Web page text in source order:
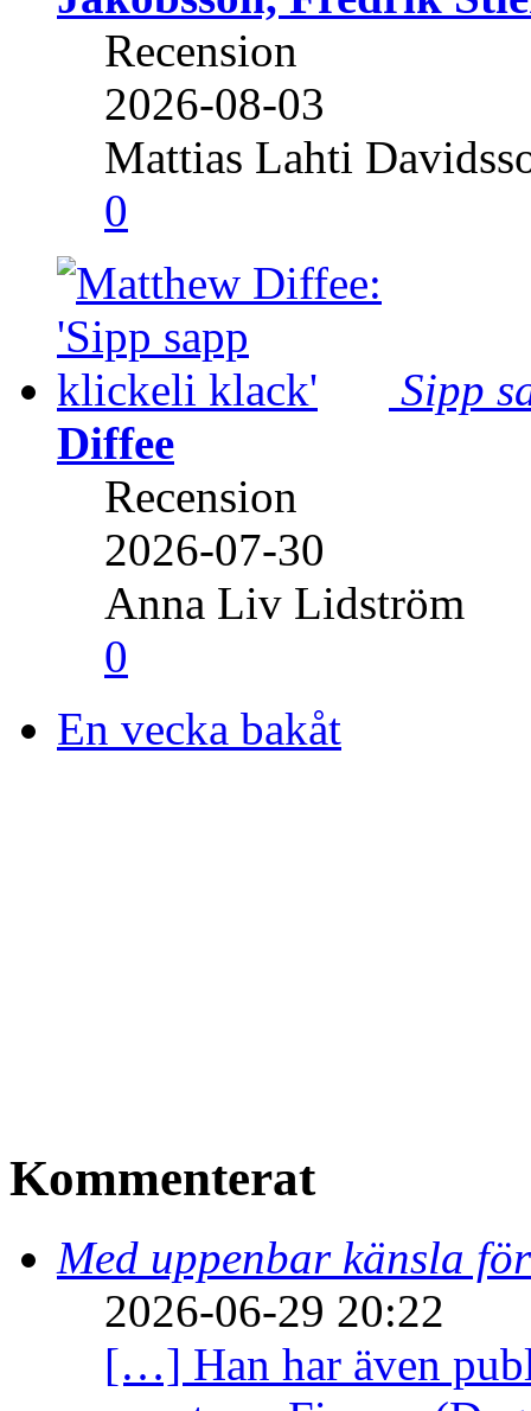
Recension
2026-08-03
Mattias Lahti
0
Sipp
Diffee
Recension
2026-07-30
Anna Liv Lidström
0
En vecka bakåt
Kommenterat
Med uppenbar känsla
2026-06-29 20:22
[…] Han har även